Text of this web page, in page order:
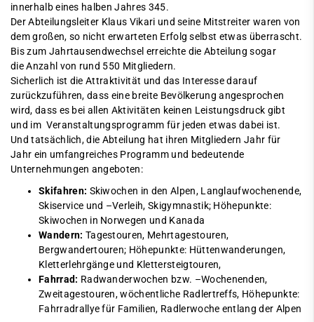
innerhalb eines halben Jahres 345.
Der Abteilungsleiter Klaus Vikari und seine Mitstreiter waren von
dem großen, so nicht erwarteten Erfolg selbst etwas überrascht.
Bis zum Jahrtausendwechsel erreichte die Abteilung sogar
die Anzahl von rund 550 Mitgliedern.
Sicherlich ist die Attraktivität und das Interesse darauf
zurückzuführen, dass eine breite Bevölkerung angesprochen
wird, dass es bei allen Aktivitäten keinen Leistungsdruck gibt
und im Veranstaltungsprogramm für jeden etwas dabei ist.
Und tatsächlich, die Abteilung hat ihren Mitgliedern Jahr für
Jahr ein umfangreiches Programm und bedeutende
Unternehmungen angeboten:
Skifahren: Skiwochen in den Alpen, Langlaufwochenende,
Skiservice und –Verleih, Skigymnastik; Höhepunkte:
Skiwochen in Norwegen und Kanada
Wandern: Tagestouren, Mehrtagestouren,
Bergwandertouren; Höhepunkte: Hüttenwanderungen,
Kletterlehrgänge und Klettersteigtouren,
Fahrrad: Radwanderwochen bzw. –Wochenenden,
Zweitagestouren, wöchentliche Radlertreffs, Höhepunkte:
Fahrradrallye für Familien, Radlerwoche entlang der Alpen